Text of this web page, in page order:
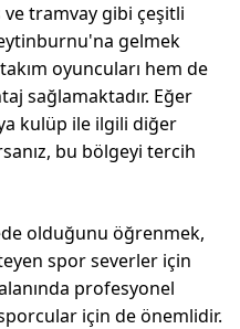
tramvay gibi çeşitli
gelmek
oyuncuları hem de
sağlamaktadır. Eğer
kulüp ile ilgili diğer
bu bölgeyi tercih
olduğunu öğrenmek,
spor severler için
profesyonel
için de önemlidir.